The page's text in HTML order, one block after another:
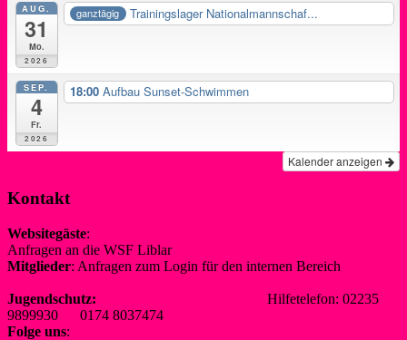
AUG.
31
Mo.
2026
ganztägig Trainingslager Nationalmannschaf...
SEP.
4
Fr.
2026
18:00 Aufbau Sunset-Schwimmen
Kalender anzeigen
Kontakt
Websitegäste:
Anfragen an die WSF Liblar
Mitglieder: Anfragen zum Login für den internen Bereich
Jugendschutz:
Hilfetelefon: 02235
9899930 0174 8037474
Folge uns: